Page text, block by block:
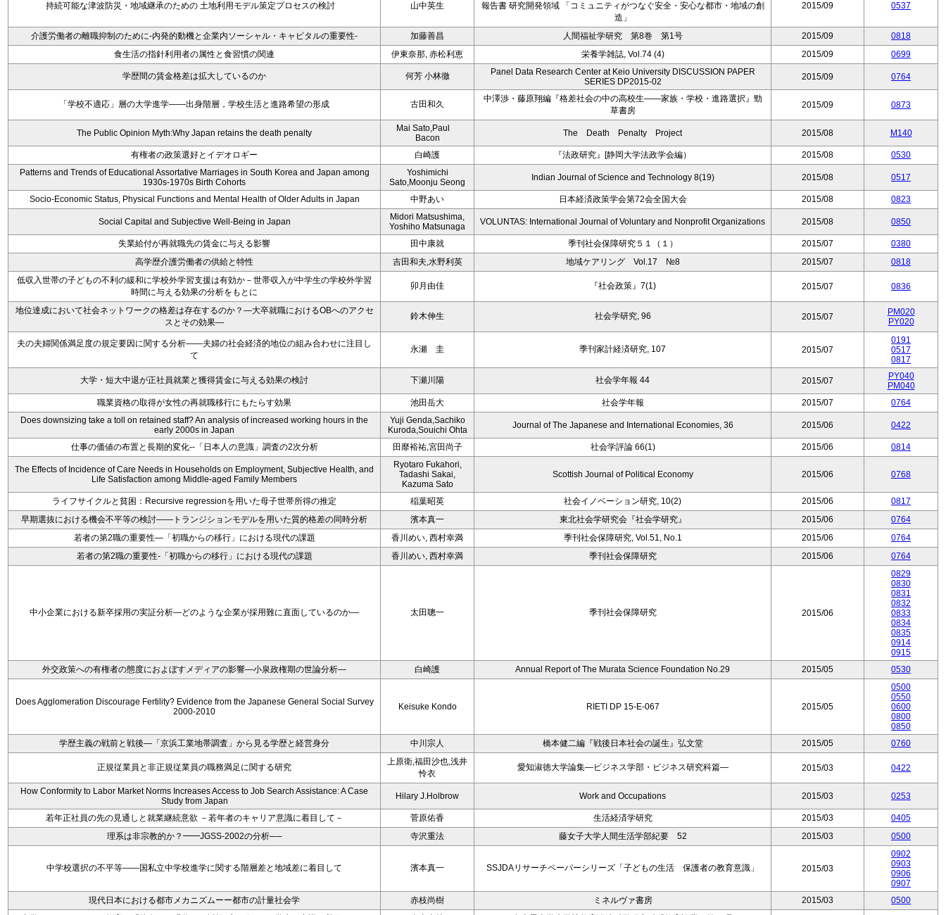
持続可能な津波防災・地域継承のための 土地利用モデル策定プロセスの検討 山中英生
報告書 研究開発領域 「コミュニティがつなぐ安全・安心な都市・地域の創
造」
2015/09 0537
介護労働者の離職抑制のために-内発的動機と企業内ソーシャル・キャピタルの重要性- 加藤善昌 人間福祉学研究 第8巻 第1号 2015/09
0818
食生活の指針利用者の属性と食習慣の関連
伊東奈那, 赤松利恵 栄養学雑誌, Vol.74 (4) 2015/09 0699
学歴間の賃金格差は拡大しているのか 何芳 小林徹
Panel Data Research Center at Keio University DISCUSSION PAPER
SERIES DP2015-02
2015/09 0764
「学校不適応」層の大学進学――出身階層，学校生活と進路希望の形成 古田和久
中澤渉・藤原翔編『格差社会の中の高校生――家族・学校・進路選択』勁
草書房
2015/09 0873
The Public Opinion Myth:Why Japan retains the death penalty
Mai Sato,Paul
Bacon
The Death Penalty Project 2015/08 M140
有権者の政策選好とイデオロギー 白崎護 『法政研究』[静岡大学法政学会編） 2015/08
0530
Patterns and Trends of Educational Assortative Marriages in South Korea and Japan among
1930s-1970s Birth Cohorts
Yoshimichi
Sato,Moonju Seong
Indian Journal of Science and Technology 8(19) 2015/08 0517
Socio-Economic Status, Physical Functions and Mental Health of Older Adults in Japan 中野あい 日本経済政策学会第72会全国大会 2015/08 0823
Social Capital and Subjective Well-Being in Japan
Midori Matsushima,
Yoshiho Matsunaga
VOLUNTAS: International Journal of Voluntary and Nonprofit Organizations 2015/08 0850
失業給付が再就職先の賃金に与える影響 田中康就 季刊社会保障研究５１（１） 2015/07
0380
高学歴介護労働者の供給と特性
吉田和夫,水野利英 地域ケアリング Vol.17 №8 2015/07
0818
低収入世帯の子どもの不利の緩和に学校外学習支援は有効か－世帯収入が中学生の学校外学習
時間に与える効果の分析をもとに
卯月由佳 『社会政策』7(1) 2015/07 0836
地位達成において社会ネットワークの格差は存在するのか？―大卒就職におけるOBへのアクセ
スとその効果―
鈴木伸生 社会学研究, 96 2015/07
PM020
PY020
夫の夫婦関係満足度の規定要因に関する分析――夫婦の社会経済的地位の組み合わせに注目し
て
永瀬 圭 季刊家計経済研究, 107 2015/07
0191
0517
0817
大学・短大中退が正社員就業と獲得賃金に与える効果の検討 下瀬川陽 社会学年報 44 2015/07
PY040
PM040
職業資格の取得が女性の再就職移行にもたらす効果
池田岳大 社会学年報 2015/07
0764
Does downsizing take a toll on retained staff? An analysis of increased working hours in the
early 2000s in Japan
Yuji Genda,Sachiko
Kuroda,Souichi Ohta
Journal of The Japanese and International Economies, 36 2015/06 0422
仕事の価値の布置と長期的変化--「日本人の意識」調査の2次分析 田靡裕祐,宮田尚子 社会学評論 66(1) 2015/06 0814
The Effects of Incidence of Care Needs in Households on Employment, Subjective Health, and
Life Satisfaction among Middle-aged Family Members
Ryotaro Fukahori,
Tadashi Sakai,
Kazuma Sato
Scottish Journal of Political Economy 2015/06 0768
ライフサイクルと貧困：Recursive regressionを用いた母子世帯所得の推定 稲葉昭英 社会イノベーション研究, 10(2) 2015/06
0817
早期選抜における機会不平等の検討――トランジションモデルを用いた質的格差の同時分析
濱本真一 東北社会学研究会『社会学研究』 2015/06
0764
若者の第2職の重要性―「初職からの移行」における現代の課題
香川めい, 西村幸満 季刊社会保障研究, Vol.51, No.1 2015/06
0764
若者の第2職の重要性-「初職からの移行」における現代の課題
香川めい, 西村幸満 季刊社会保障研究 2015/06 0764
中小企業における新卒採用の実証分析―どのような企業が採用難に直面しているのか― 太田聰一 季刊社会保障研究 2015/06
0829
0830
0831
0832
0833
0834
0835
0914
0915
外交政策への有権者の態度におよぼすメディアの影響―小泉政権期の世論分析―
白崎護 Annual Report of The Murata Science Foundation No.29 2015/05 0530
Does Agglomeration Discourage Fertility? Evidence from the Japanese General Social Survey
2000-2010
Keisuke Kondo RIETI DP 15-E-067 2015/05
0500
0550
0600
0800
0850
学歴主義の戦前と戦後―「京浜工業地帯調査」から見る学歴と経営身分
中川宗人 橋本健二編『戦後日本社会の誕生』弘文堂 2015/05 0760
正規従業員と非正規従業員の職務満足に関する研究
上原衛,福田沙也,浅井
怜衣
愛知淑徳大学論集―ビジネス学部・ビジネス研究科篇― 2015/03 0422
How Conformity to Labor Market Norms Increases Access to Job Search Assistance: A Case
Study from Japan
Hilary J.Holbrow Work and Occupations 2015/03 0253
若年正社員の先の見通しと就業継続意欲 －若年者のキャリア意識に着目して－ 菅原佑香 生活経済学研究 2015/03
0405
理系は非宗教的か？━━JGSS-2002の分析──
寺沢重法 藤女子大学人間生活学部紀要 52 2015/03 0500
中学校選択の不平等――国私立中学校進学に関する階層差と地域差に着目して 濱本真一 SSJDAリサーチペーパーシリーズ「子どもの生活 保護者の教育意識」 2015/03
0902
0903
0906
0907
現代日本における都市メカニズムーー都市の計量社会学
赤枝尚樹 ミネルヴァ書房 2015/03
0500